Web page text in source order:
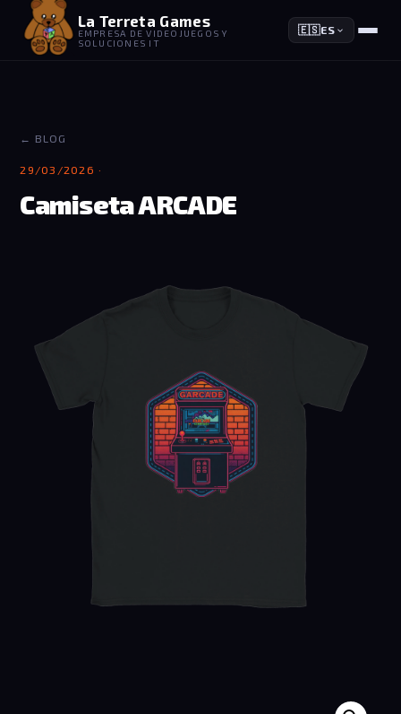
La Terreta Games
EMPRESA DE VIDEOJUEGOS Y
SOLUCIONES IT
🇪🇸ES
← BLOG
29/03/2026 ·
Camiseta ARCADE